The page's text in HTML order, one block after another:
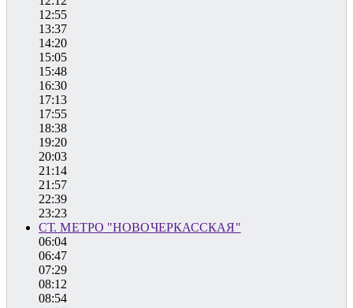
12:55
13:37
14:20
15:05
15:48
16:30
17:13
17:55
18:38
19:20
20:03
21:14
21:57
22:39
23:23
СТ. МЕТРО "НОВОЧЕРКАССКАЯ"
06:04
06:47
07:29
08:12
08:54